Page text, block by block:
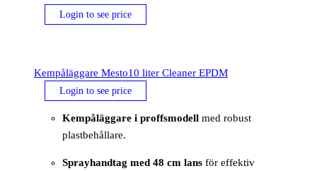
Login to see price
Kempåläggare Mesto10 liter Cleaner EPDM
Login to see price
Kempåläggare i proffsmodell med robust
plastbehållare.
Sprayhandtag med 48 cm lans för effektiv